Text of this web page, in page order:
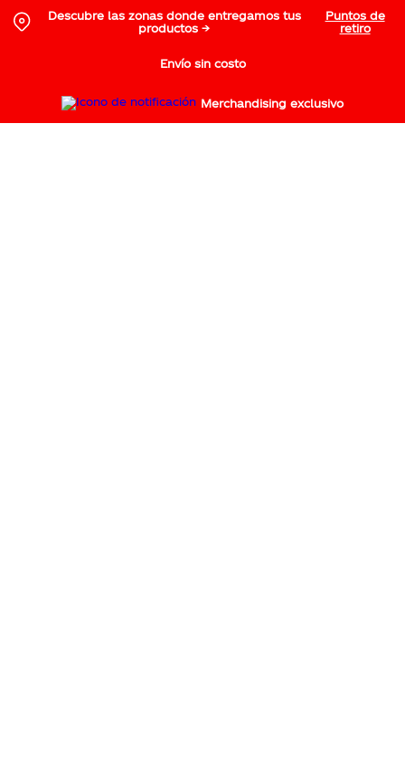
Descubre las zonas donde entregamos tus
productos →
Puntos de
retiro
Envío sin costo
Merchandising exclusivo